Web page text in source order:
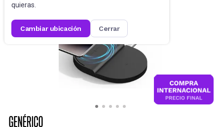
quieras.
cambiar ubicación cerrar